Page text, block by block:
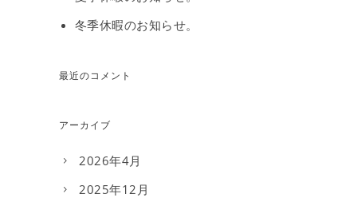
冬季休暇のお知らせ。
最近のコメント
アーカイブ
2026年4月
2025年12月